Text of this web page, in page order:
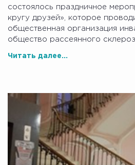
состоялось праздничное
кругу друзей», которое
общественная организация
общество рассеянного
Читать далее...